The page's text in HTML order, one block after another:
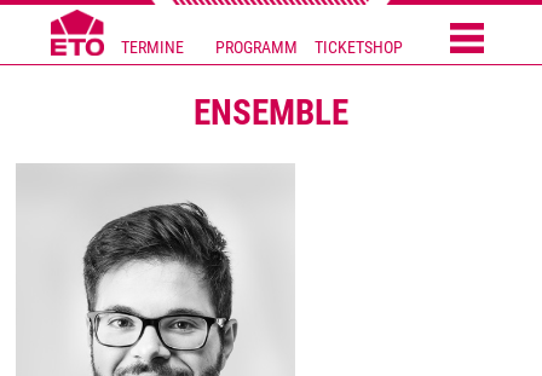
TERMINE PROGRAMM TICKETSHOP
ENSEMBLE